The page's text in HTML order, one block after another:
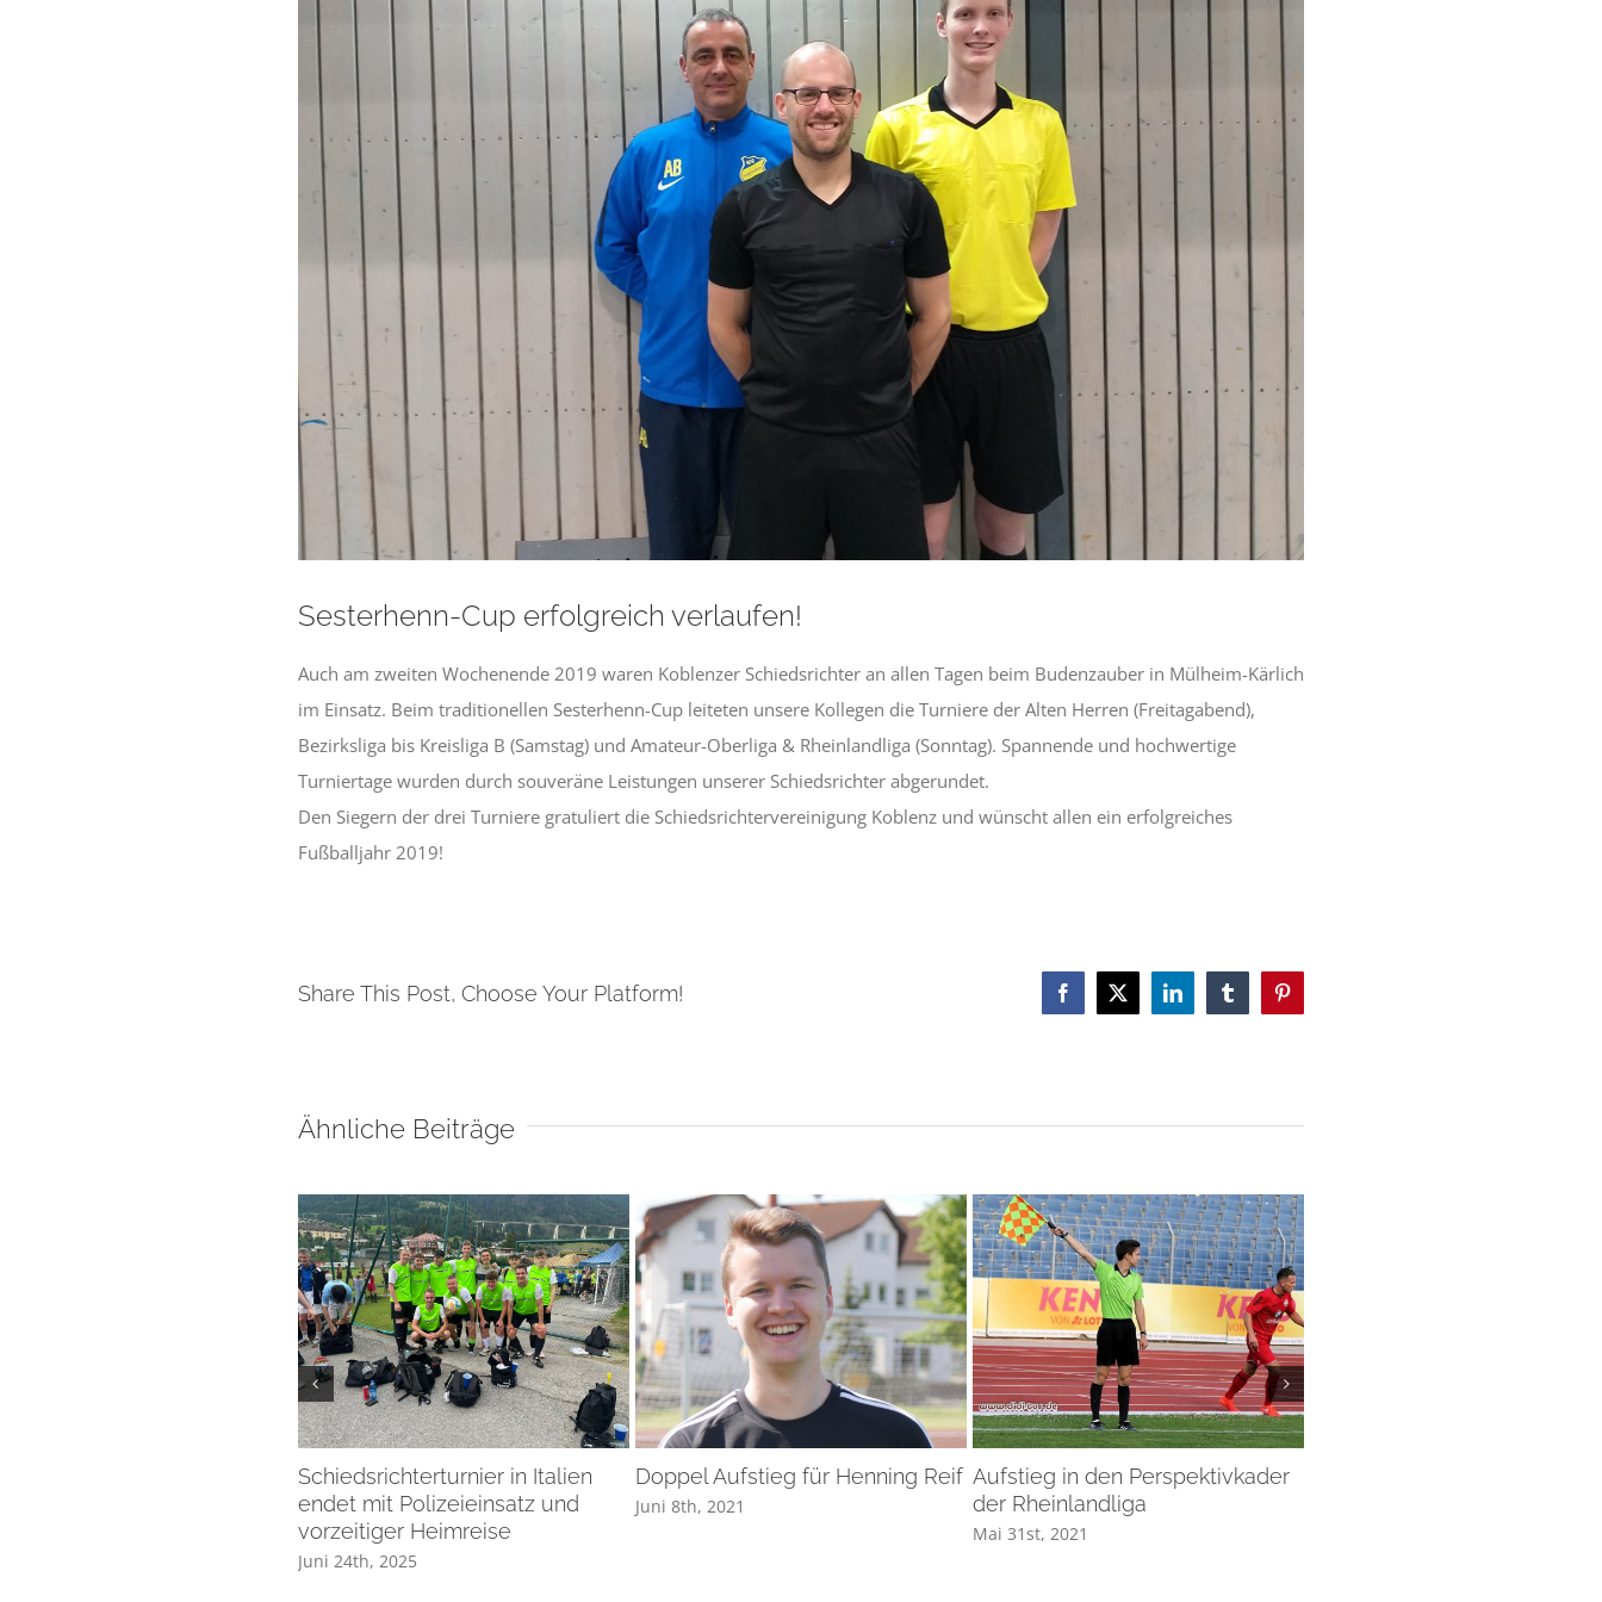
Sesterhenn-Cup erfolgreich verlaufen!
Auch am zweiten Wochenende 2019 waren Koblenzer Schiedsrichter an allen Tagen beim Budenzauber in Mülheim-Kärlich
im Einsatz. Beim traditionellen Sesterhenn-Cup leiteten unsere Kollegen die Turniere der Alten Herren (Freitagabend),
Bezirksliga bis Kreisliga B (Samstag) und Amateur-Oberliga & Rheinlandliga (Sonntag). Spannende und hochwertige
Turniertage wurden durch souveräne Leistungen unserer Schiedsrichter abgerundet.
Den Siegern der drei Turniere gratuliert die Schiedsrichtervereinigung Koblenz und wünscht allen ein erfolgreiches
Fußballjahr 2019!
Share This Post, Choose Your Platform! Facebook
X LinkedInTumblrPinterest
Ähnliche Beiträge
Schiedsrichterturnier in Italien
endet mit Polizeieinsatz und
vorzeitiger Heimreise
Juni 24th, 2025
Doppel Aufstieg für Henning Reif
Juni 8th, 2021
Aufstieg in den Perspektivkader
der Rheinlandliga
Mai 31st, 2021